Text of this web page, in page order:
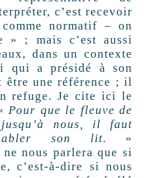
c’est recevoir
normatif – on
» ; mais c’est aussi
dans un contexte
qui a présidé à son
être une référence ; il
refuge. Je cite ici le
Pour que le fleuve de
nous, il faut
son lit. »
ne nous parlera que si
c’est-à-dire si nous